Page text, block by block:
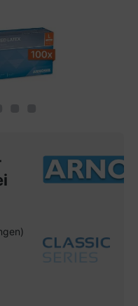
von 5 Sternen